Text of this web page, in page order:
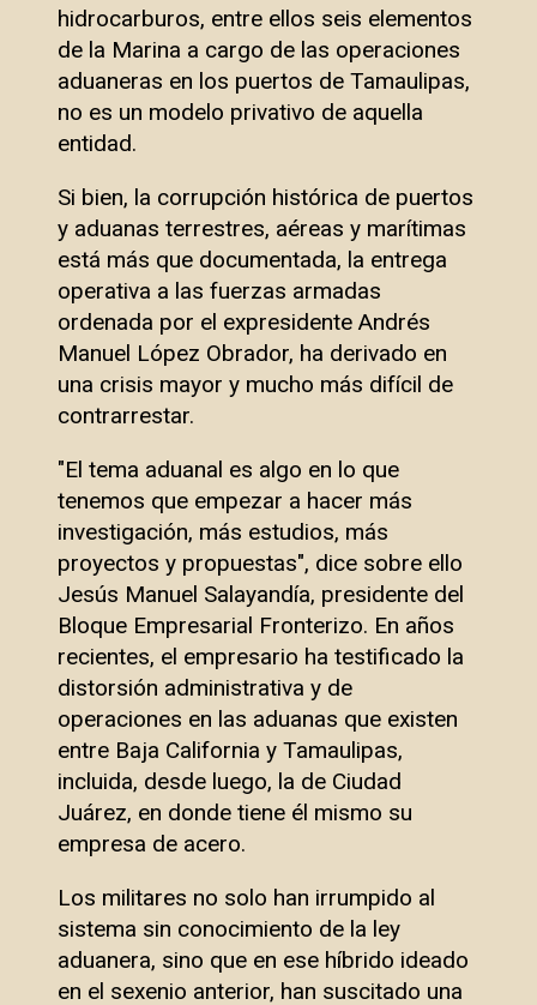
hidrocarburos, entre ellos seis elementos
de la Marina a cargo de las operaciones
aduaneras en los puertos de Tamaulipas,
no es un modelo privativo de aquella
entidad.
Si bien, la corrupción histórica de puertos
y aduanas terrestres, aéreas y marítimas
está más que documentada, la entrega
operativa a las fuerzas armadas
ordenada por el expresidente Andrés
Manuel López Obrador, ha derivado en
una crisis mayor y mucho más difícil de
contrarrestar.
"El tema aduanal es algo en lo que
tenemos que empezar a hacer más
investigación, más estudios, más
proyectos y propuestas", dice sobre ello
Jesús Manuel Salayandía, presidente del
Bloque Empresarial Fronterizo. En años
recientes, el empresario ha testificado la
distorsión administrativa y de
operaciones en las aduanas que existen
entre Baja California y Tamaulipas,
incluida, desde luego, la de Ciudad
Juárez, en donde tiene él mismo su
empresa de acero.
Los militares no solo han irrumpido al
sistema sin conocimiento de la ley
aduanera, sino que en ese híbrido ideado
en el sexenio anterior, han suscitado una